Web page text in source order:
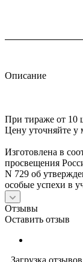
Описание
При тираже от 10
Цену уточняйте у
Изготовлена в
просвещения
N 729 об
особые успехи в
Отзывы
Оставить отзыв